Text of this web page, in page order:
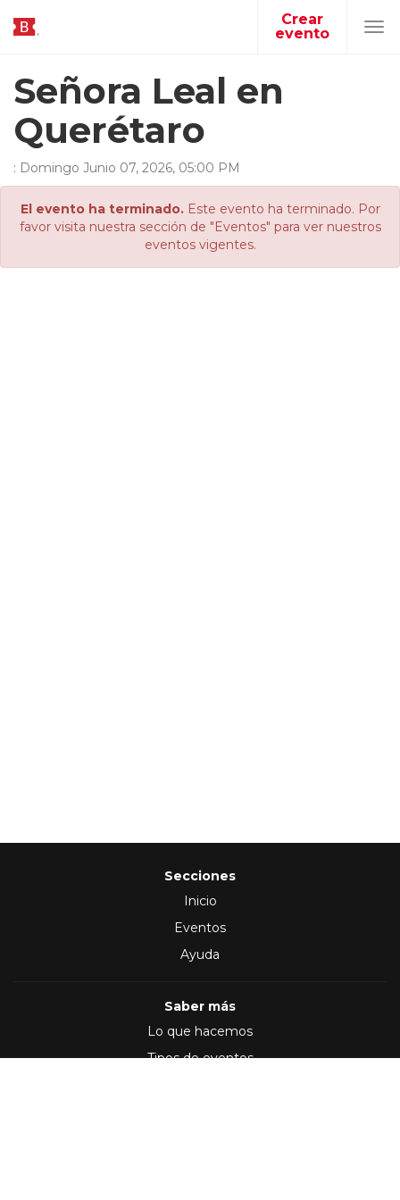
Crear
evento
Señora Leal en
Querétaro
: Domingo Junio 07, 2026, 05:00 PM
El evento ha terminado.Este evento ha terminado. Por
favor visita nuestra sección de "Eventos" para ver nuestros
eventos vigentes.
Secciones
Inicio
Eventos
Ayuda
Saber más
Lo que hacemos
Tipos de eventos